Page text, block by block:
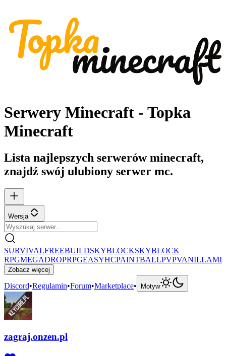
Serwery Minecraft - Topka
Minecraft
Lista najlepszych serwerów minecraft,
znajdź swój ulubiony serwer mc.
Wersja
SURVIVALFREEBUILDSKYBLOCKSKYBLOCK
RPGMEGADROPRPGEASYHCPAINTBALLPVPVANILLA
Zobacz więcej
Discord•Regulamin•Forum•Marketplace• Motyw
zagraj.onzen.pl